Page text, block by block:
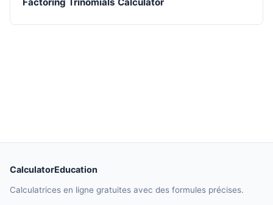
CalculatorEducation
Calculatrices en ligne gratuites avec des formules précises.